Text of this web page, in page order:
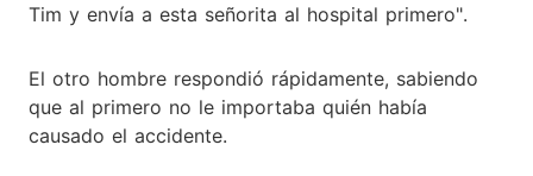
Tim y envía a esta señorita al hospital primero".
El otro hombre respondió rápidamente, sabiendo
que al primero no le importaba quién había
causado el accidente.